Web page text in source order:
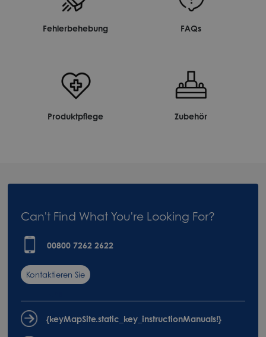
Fehlerbehebung FAQs
Produktpflege Zubehör
Can't Find What You're Looking For?
00800 7262 2622
Kontaktieren Sie
{keyMapSite.static_key_instructionManuals!}